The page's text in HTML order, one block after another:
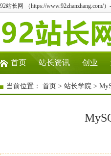
92站长网 （https://
首页 站长资讯 创业
当前位置： 首页 > 站长学院 >